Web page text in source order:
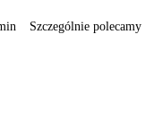
Szczególnie polecamy